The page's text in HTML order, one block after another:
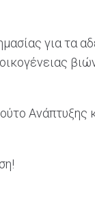
για τα
Ανάπτυξης